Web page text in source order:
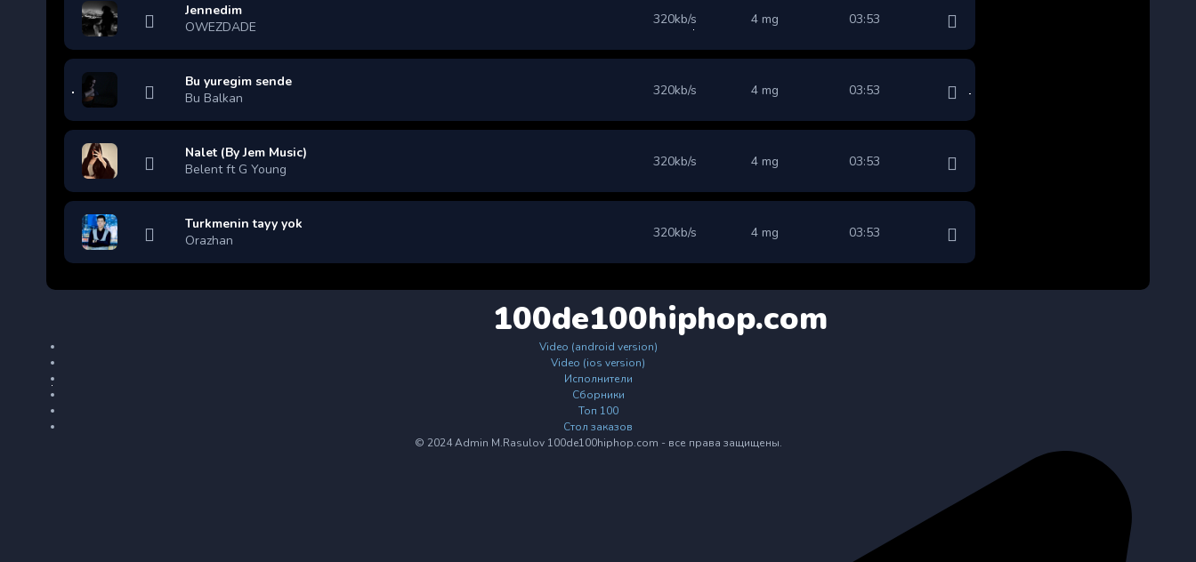
Jennedim
OWEZDADE
320kb/s 4 mg 03:53
Bu yuregim sende
Bu Balkan
320kb/s 4 mg 03:53
Nalet (By Jem Music)
Belent ft G Young
320kb/s 4 mg 03:53
Turkmenin tayy yok
Orazhan
320kb/s 4 mg 03:53
100de100hiphop.com
Video (android version)
Video (ios version)
Исполнители
Сборники
Топ 100
Стол заказов
© 2024 Admin M.Rasulov 100de100hiphop.com - все права защищены.